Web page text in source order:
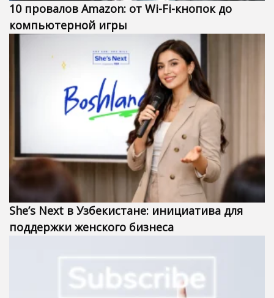
10 провалов Amazon: от Wi-Fi-кнопок до
компьютерной игры
She’s Next в Узбекистане: инициатива для
поддержки женского бизнеса